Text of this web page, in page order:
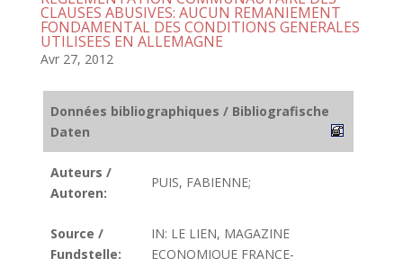
CLAUSES ABUSIVES: AUCUN REMANIEMENT
FONDAMENTAL DES CONDITIONS GENERALES
UTILISEES EN ALLEMAGNE
Avr 27, 2012
Données bibliographiques / Bibliografische
Daten
Auteurs /
Autoren:
PUIS, FABIENNE;
Source /
Fundstelle:
IN: LE LIEN, MAGAZINE
ECONOMIQUE FRANCE-